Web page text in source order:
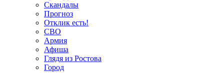
Скандалы
Прогноз
Отклик есть!
СВО
Армия
Афиша
Глядя из Ростова
Город